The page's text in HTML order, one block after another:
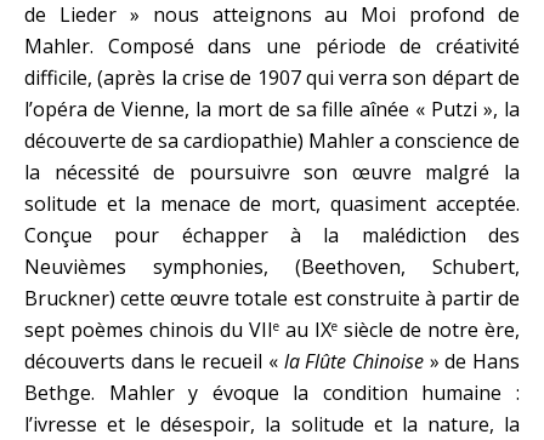
de Lieder » nous atteignons au Moi profond de
Mahler. Composé dans une période de créativité
difficile, (après la crise de 1907 qui verra son départ de
l’opéra de Vienne, la mort de sa fille aînée « Putzi », la
découverte de sa cardiopathie) Mahler a conscience de
la nécessité de poursuivre son œuvre malgré la
solitude et la menace de mort, quasiment acceptée.
Conçue pour échapper à la malédiction des
Neuvièmes symphonies, (Beethoven, Schubert,
Bruckner) cette œuvre totale est construite à partir de
sept poèmes chinois du VIIe au IXe siècle de notre ère,
découverts dans le recueil « la Flûte Chinoise» de Hans
Bethge. Mahler y évoque la condition humaine :
l’ivresse et le désespoir, la solitude et la nature, la